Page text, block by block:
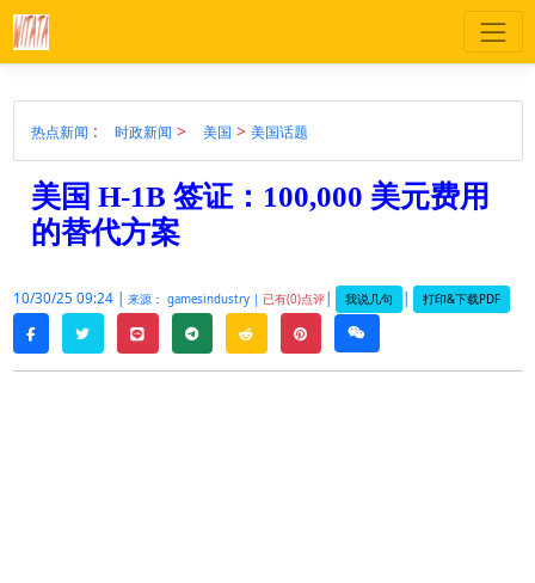
热点新闻 : 时政新闻 > 美国 > 美国话题
美国 H-1B 签证：100,000 美元费用
的替代方案
10/30/25 09:24 | 来源： gamesindustry | 已有(0)点评| 我说几句 | 打印&下载PDF
facebooktwitterline telegramreddit pinterestweixin